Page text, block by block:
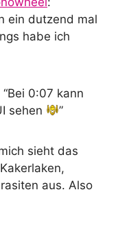
ein dutzend mal
habe ich
“Bei 0:07 kann
sehen
”
sieht das
aus. Also